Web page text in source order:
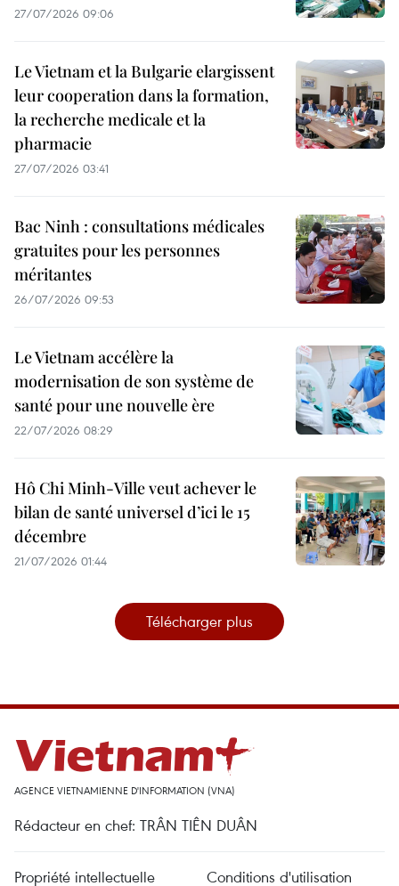
27/07/2026 09:06
Le Vietnam et la Bulgarie elargissent
leur cooperation dans la formation,
la recherche medicale et la
pharmacie
27/07/2026 03:41
Bac Ninh : consultations médicales
gratuites pour les personnes
méritantes
26/07/2026 09:53
Le Vietnam accélère la
modernisation de son système de
santé pour une nouvelle ère
22/07/2026 08:29
Hô Chi Minh-Ville veut achever le
bilan de santé universel d’ici le 15
décembre
21/07/2026 01:44
Télécharger plus
AGENCE VIETNAMIENNE D'INFORMATION (VNA)
Rédacteur en chef: TRÂN TIÊN DUÂN
Propriété intellectuelle Conditions d'utilisation